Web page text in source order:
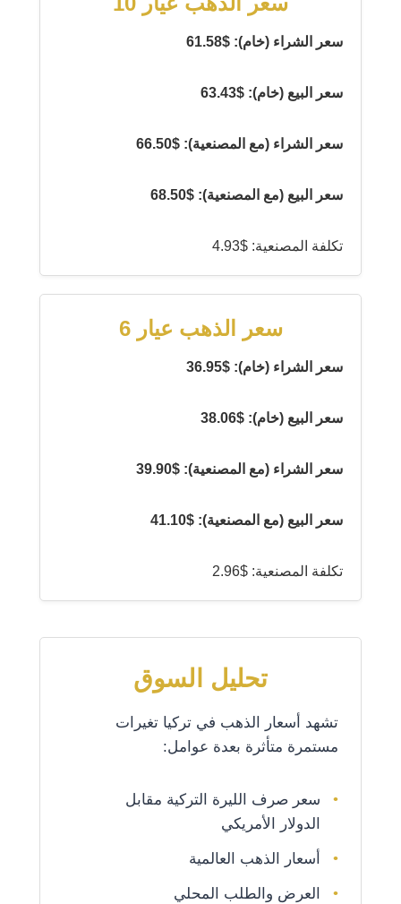
سعر الشراء (خام): $61.58
سعر البيع (خام): $63.43
سعر الشراء (مع المصنعية): $66.50
سعر البيع (مع المصنعية): $68.50
تكلفة المصنعية: $4.93
سعر الذهب عيار 6
سعر الشراء (خام): $36.95
سعر البيع (خام): $38.06
سعر الشراء (مع المصنعية): $39.90
سعر البيع (مع المصنعية): $41.10
تكلفة المصنعية: $2.96
تحليل السوق
تشهد أسعار الذهب في تركيا تغيرات
مستمرة متأثرة بعدة عوامل:
سعر صرف الليرة التركية مقابل
الدولار الأمريكي
أسعار الذهب العالمية
العرض والطلب المحلي